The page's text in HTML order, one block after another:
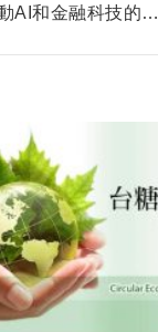
AI和金融科技的…